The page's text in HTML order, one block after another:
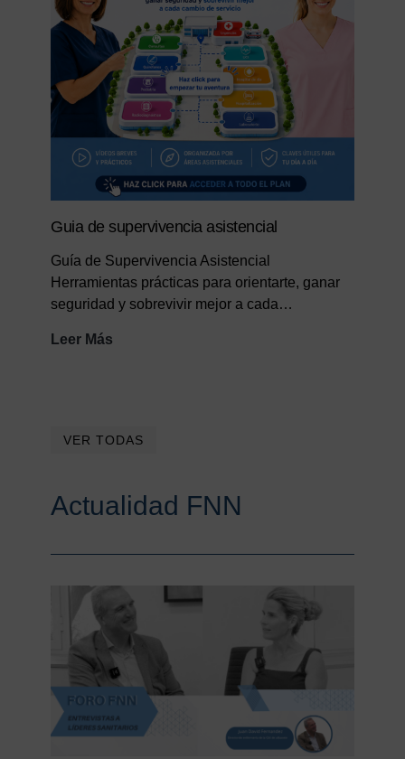
Guia de supervivencia asistencial
Guía de Supervivencia Asistencial
Herramientas prácticas para orientarte, ganar
seguridad y sobrevivir mejor a cada…
Leer Más
VER TODAS
Actualidad FNN